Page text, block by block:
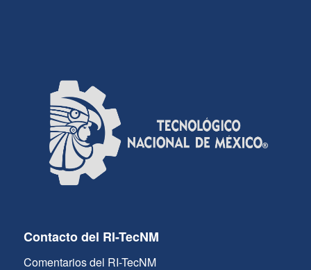
Contacto del RI-TecNM
Comentarios del RI-TecNM